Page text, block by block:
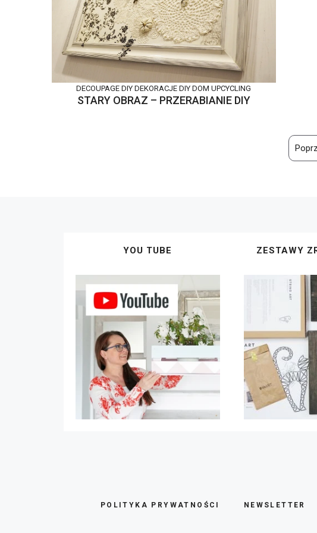
DECOUPAGE DIY DEKORACJE DIY DOM UPCYCLING
STARY OBRAZ – PRZERABIANIE DIY
YOU TUBE ZESTAWY
POLITYKA PRYWATNOŚCI NEWSLETTER